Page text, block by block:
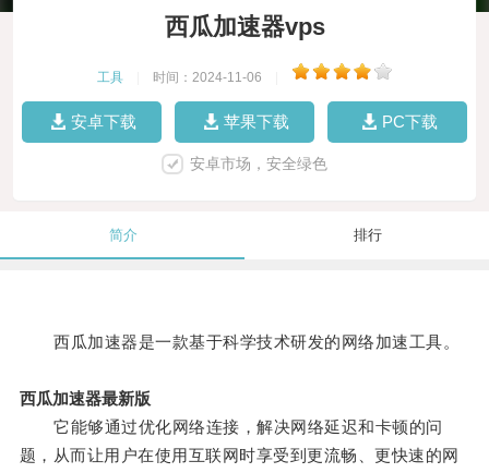
西瓜加速器vps
工具 时间：2024-11-06
安卓下载 苹果下载 PC下载
安卓市场，安全绿色
简介 排行
西瓜加速器是一款基于科学技术研发的网络加速工具。
西瓜加速器最新版
它能够通过优化网络连接，解决网络延迟和卡顿的问
题，从而让用户在使用互联网时享受到更流畅、更快速的网